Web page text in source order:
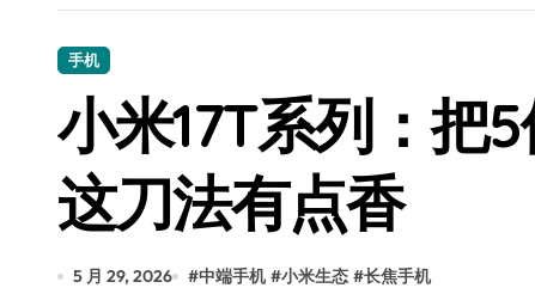
Xbox七月大崩盘：裁员3200、卖工
谷歌DeepMind创始人辞去CEO，但
全球最小U盘，容量却碾压iPhone
400层堆叠、性能翻倍 三星把最新存
手机
小米17T系列：把
这刀法有点香
5 月 29, 2026 #中端手机 #小米生态 #长焦手机